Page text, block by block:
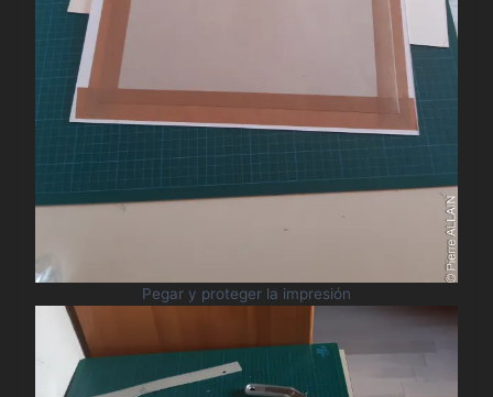
Pegar y proteger la impresión